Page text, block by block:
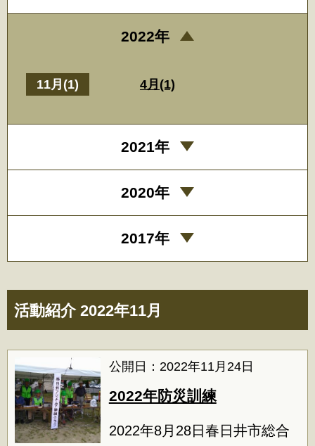
活動紹介 2022年11月
公開日：2022年11月24日
2022年防災訓練
2022年8月28日春日井市総合
2022年
11月(1) 4月(1)
2021年
2020年
2017年